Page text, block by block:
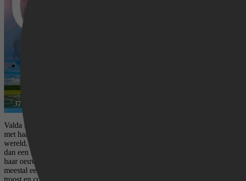
Valda leeft een luxueus leven met haar moeder en stiefvader in een
met haar intelligentie en drang naar avontuur, die ze van haar vader heeft
wereld. Ze heeft het verbijsterende aantal van 723 boeken op haar naam
dan een miljard exemplaren. Naast bouquetromans schreef ze onder
haar oeuvre schreef ze zelfs na haar 75e, en haar laatste boek verscheen
meestal een onschuldige, pure vrouw, die een intrigerende, avontuurlijke
troost en comfort geboden heeft.